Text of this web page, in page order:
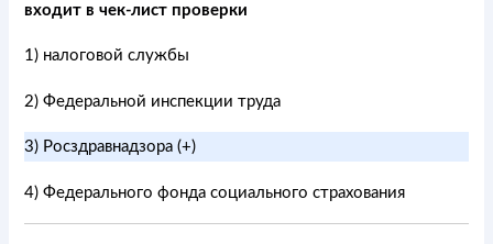
входит в чек-лист проверки
1) налоговой службы
2) Федеральной инспекции труда
3) Росздравнадзора (+)
4) Федерального фонда социального страхования